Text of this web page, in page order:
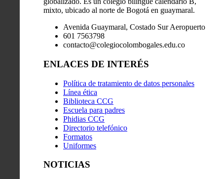
mixto, ubicado al norte de Bogotá en guaymaral.
Avenida Guaymaral, Costado Sur Aeropuerto
601 7563798
contacto@colegiocolombogales.edu.co
ENLACES DE INTERÉS
Política de tratamiento de datos personales
Línea ética
Biblioteca CCG
Escuela para padres
Phidias CCG
Directorio telefónico
Formatos
Uniformes
NOTICIAS